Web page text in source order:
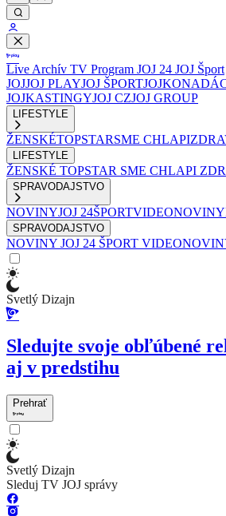
Live Archív TV Program JOJ 24 JOJ Šport
JOJJOJ PLAYJOJ ŠPORTJOJKO
JOJKASTINGYJOJ CZJOJ GROUP
LIFESTYLE
ŽENSKÉTOPSTARSME CHLAPI
LIFESTYLE
ŽENSKÉ TOPSTAR SME CHLAPI
SPRAVODAJSTVO
NOVINYJOJ 24ŠPORTVIDEONOVINY
SPRAVODAJSTVO
NOVINY JOJ 24 ŠPORT
Svetlý Dizajn
Sledujte svoje obľúbené
aj v predstihu
Prehrať
Svetlý Dizajn
Sleduj TV JOJ správy